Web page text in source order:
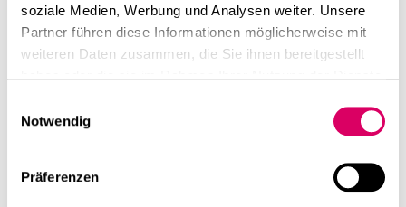
soziale Medien, Werbung und Analysen weiter. Unsere
Partner führen diese Informationen möglicherweise mit
weiteren Daten zusammen, die Sie ihnen bereitgestellt
Notwendig
Präferenzen